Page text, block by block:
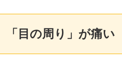
「目の周り」が痛い